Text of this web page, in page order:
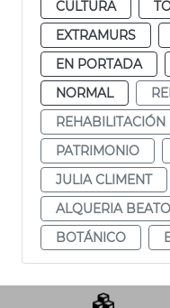
CULTURA
EXTRAMURS
EN PORTADA
NORMAL
REHABILITACIÓN
PATRIMONIO
JULIA CLIMENT
ALQUERIA
BOTÁNICO